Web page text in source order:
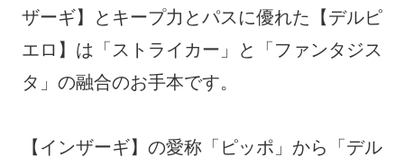
ザーギ】とキープ力とパスに優れた【デルピ
エロ】は「ストライカー」と「ファンタジス
タ」の融合のお手本です。
【インザーギ】の愛称「ピッポ」から「デル